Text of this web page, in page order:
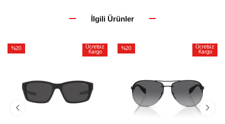
İlgili Ürünler
%20
Ücretsiz
Kargo
%20
Ücretsiz
Kargo